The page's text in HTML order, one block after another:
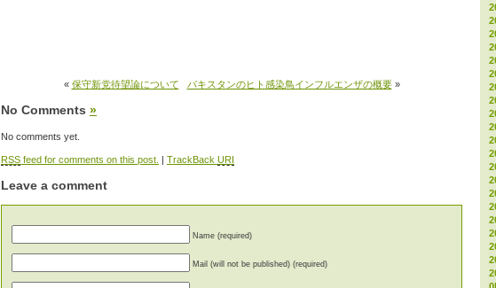
« 保守新党待望論について パキスタンのヒト感染鳥インフルエンザの概要»
No Comments »
No comments yet.
RSS feed for comments on this post. | TrackBack URI
Leave a comment
Name (required)
Mail (will not be published) (required)